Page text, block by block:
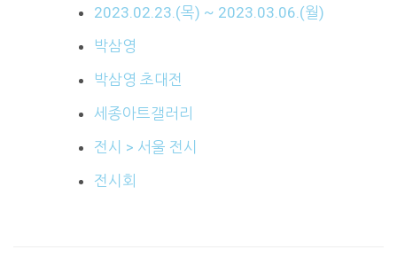
2023.02.23.(목) ~ 2023.03.06.(월)
박삼영
박삼영 초대전
세종아트갤러리
전시 > 서울 전시
전시회